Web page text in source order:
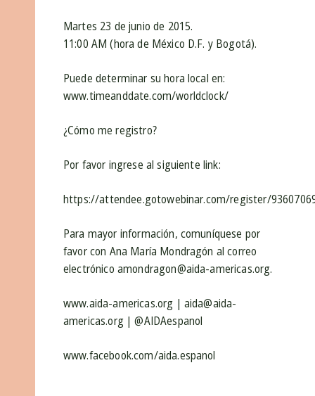
Martes 23 de junio de 2015.
11:00 AM (hora de México D.F. y Bogotá).
Puede determinar su hora local en:
www.timeanddate.com/worldclock/
¿Cómo me registro?
Por favor ingrese al siguiente link:
https://attendee.gotowebinar.com/register/
Para mayor información, comuníquese por
favor con Ana María Mondragón al correo
electrónico amondragon@aida-americas.org.
www.aida-americas.org | aida@aida-
americas.org | @AIDAespanol
www.facebook.com/aida.espanol